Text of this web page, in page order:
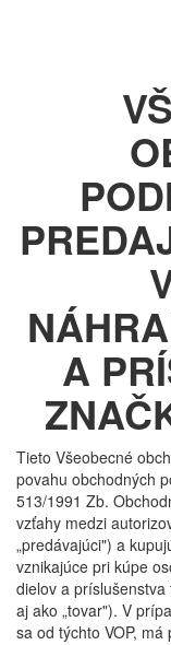
A
Tieto Všeobecné
povahu obchodných
513/1991 Zb.
vzťahy medzi
„predávajúci") a
vznikajúce pri kúpe
dielov a
aj ako „tovar"). V
sa od týchto VOP,